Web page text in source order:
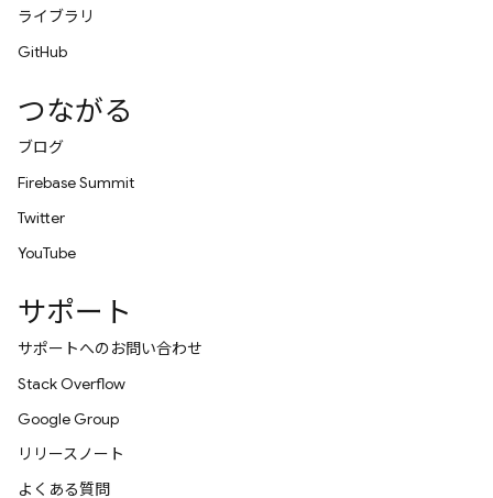
ライブラリ
GitHub
つながる
ブログ
Firebase Summit
Twitter
YouTube
サポート
サポートへのお問い合わせ
Stack Overflow
Google Group
リリースノート
よくある質問